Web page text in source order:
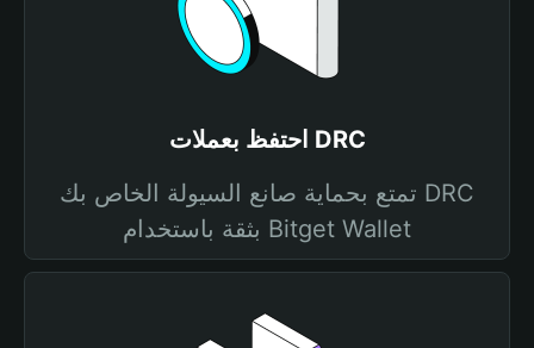
احتفظ بعملات DRC
تمتع بحماية صانع السيولة الخاص بك DRC
بثقة باستخدام Bitget Wallet